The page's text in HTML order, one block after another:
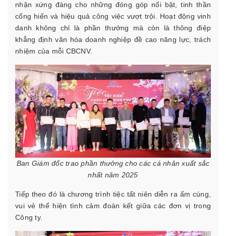
nhận xứng đáng cho những đóng góp nổi bật, tinh thần
cống hiến và hiệu quả công việc vượt trội. Hoạt động vinh
danh không chỉ là phần thưởng mà còn là thông điệp
khẳng định văn hóa doanh nghiệp đề cao năng lực, trách
nhiệm của mỗi CBCNV.
Ban Giám đốc trao phần thưởng cho các cá nhân xuất sắc
nhất năm 2025
Tiếp theo đó là chương trình tiệc tất niên diễn ra ấm cúng,
vui vẻ thể hiện tình cảm đoàn kết giữa các đơn vị trong
Công ty.